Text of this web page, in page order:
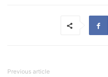
Previous article